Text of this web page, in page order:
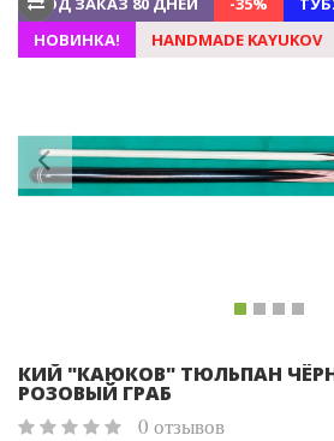
НОВИНКА!
HANDMADE KAYUKOV
КИЙ "КАЮКОВ" ТЮЛЬПАН
РОЗОВЫЙ ГРАБ
0 отзывов